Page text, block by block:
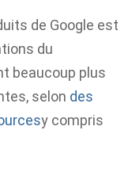
de Google est
du
beaucoup plus
selon des
y compris